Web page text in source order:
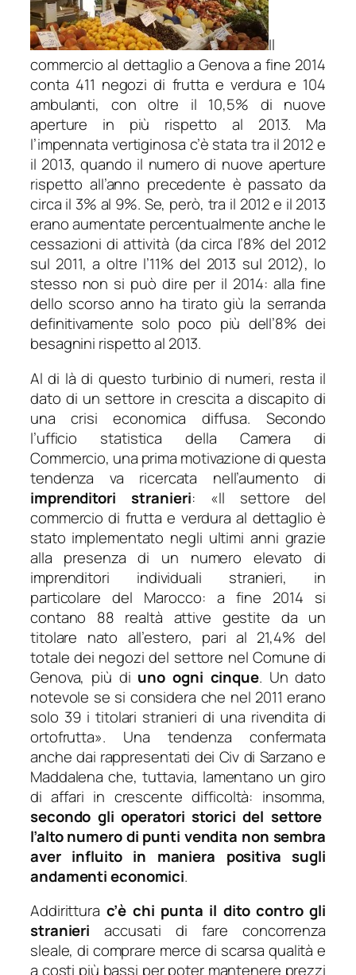
Il
commercio al dettaglio a Genova a fine 2014
conta 411 negozi di frutta e verdura e 104
ambulanti, con oltre il 10,5% di nuove
aperture in più rispetto al 2013. Ma
l’impennata vertiginosa c’è stata tra il 2012 e
il 2013, quando il numero di nuove aperture
rispetto all’anno precedente è passato da
circa il 3% al 9%. Se, però, tra il 2012 e il 2013
erano aumentate percentualmente anche le
cessazioni di attività (da circa l’8% del 2012
sul 2011, a oltre l’11% del 2013 sul 2012), lo
stesso non si può dire per il 2014: alla fine
dello scorso anno ha tirato giù la serranda
definitivamente solo poco più dell’8% dei
besagnini rispetto al 2013.
Al di là di questo turbinio di numeri, resta il
dato di un settore in crescita a discapito di
una crisi economica diffusa. Secondo
l’ufficio statistica della Camera di
Commercio, una prima motivazione di questa
tendenza va ricercata nell’aumento di
imprenditori stranieri: «Il settore del
commercio di frutta e verdura al dettaglio è
stato implementato negli ultimi anni grazie
alla presenza di un numero elevato di
imprenditori individuali stranieri, in
particolare del Marocco: a fine 2014 si
contano 88 realtà attive gestite da un
titolare nato all’estero, pari al 21,4% del
totale dei negozi del settore nel Comune di
Genova, più di uno ogni cinque. Un dato
notevole se si considera che nel 2011 erano
solo 39 i titolari stranieri di una rivendita di
ortofrutta». Una tendenza confermata
anche dai rappresentati dei Civ di Sarzano e
Maddalena che, tuttavia, lamentano un giro
di affari in crescente difficoltà: insomma,
secondo gli operatori storici del settore
l’alto numero di punti vendita non sembra
aver influito in maniera positiva sugli
andamenti economici.
Addirittura c’è chi punta il dito contro gli
stranieri accusati di fare concorrenza
sleale, di comprare merce di scarsa qualità e
a costi più bassi per poter mantenere prezzi